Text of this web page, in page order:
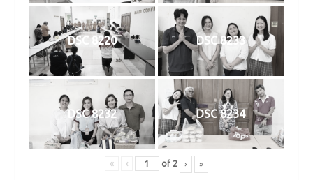
DSC 8220 DSC 8233
DSC 8232 DSC 8234
« ‹ of 2 › »